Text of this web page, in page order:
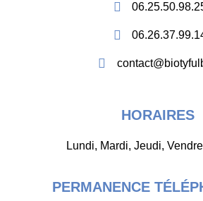
HORAIRES
Lundi, Mardi, Jeudi,
PERMANENCE